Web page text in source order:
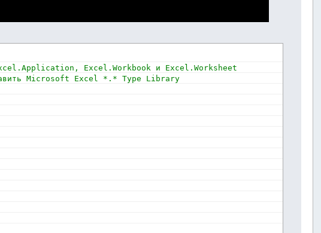
Excel.Workbook и Excel.Worksheet
Microsoft Excel *.* Type Library